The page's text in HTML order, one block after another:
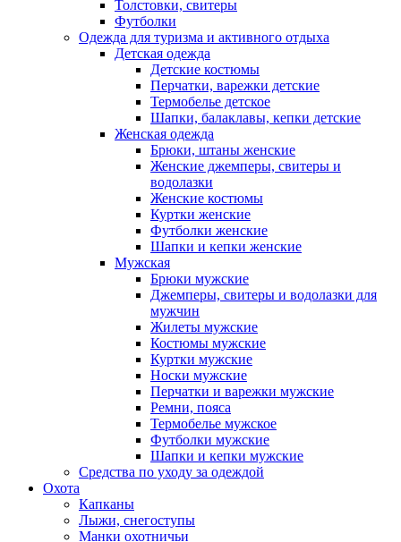
Толстовки, свитеры
Футболки
Одежда для туризма и активного отдыха
Детская одежда
Детские костюмы
Перчатки, варежки детские
Термобелье детское
Шапки, балаклавы, кепки детские
Женская одежда
Брюки, штаны женские
Женские джемперы, свитеры и
водолазки
Женские костюмы
Куртки женские
Футболки женские
Шапки и кепки женские
Мужская
Брюки мужские
Джемперы, свитеры и водолазки для
мужчин
Жилеты мужские
Костюмы мужские
Куртки мужские
Носки мужские
Перчатки и варежки мужские
Ремни, пояса
Термобелье мужское
Футболки мужские
Шапки и кепки мужские
Средства по уходу за одеждой
Охота
Капканы
Лыжи, снегоступы
Манки охотничьи